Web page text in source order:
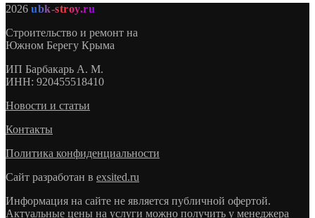
2026 ubk-stroy.ru
Строительство и ремонт на
Южном Берегу Крыма
ИП Барбакарь А. М.
ИНН: 920455518410
Новости и статьи
Контакты
Политика конфиденциальности
Сайт разработан в exsited.ru
Информация на сайте не является публичной офертой.
Актуальные цены на услуги можно получить у менеджера